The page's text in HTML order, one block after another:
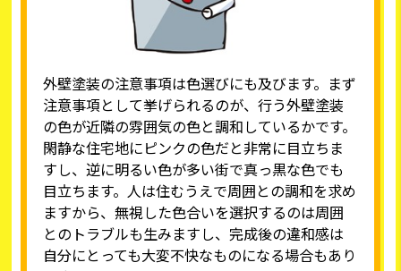
外壁塗装の注意事項は色選びにも及びます。まず
注意事項として挙げられるのが、行う外壁塗装
の色が近隣の雰囲気の色と調和しているかです。
閑静な住宅地にピンクの色だと非常に目立ちま
すし、逆に明るい色が多い街で真っ黒な色でも
目立ちます。人は住むうえで周囲との調和を求め
ますから、無視した色合いを選択するのは周囲
とのトラブルも生みますし、完成後の違和感は
自分にとっても大変不快なものになる場合もあり